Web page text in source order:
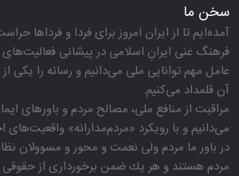
سخن ما
آمده‌ایم تا از ایران امروز برای فردا و فرداها
فرهنگ غنی ایرانِ اسلامی در پیشانی فعالیت‌های
عامل مهم توانایی ملی می‌دانیم و رسانه را یكی
آن قلمداد می‌كنیم.
مراقبت از منافع ملی، مصالح مردم و باورهای
می‌دانیم و با رویكرد «مردم‌مدارانه‌»
در باور ما مردم ولی نعمت و محور و مسوولان
مردم هستند و هر یك ضمن برخورداری از